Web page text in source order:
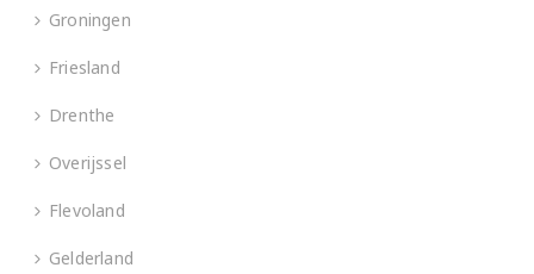
Groningen
Friesland
Drenthe
Overijssel
Flevoland
Gelderland